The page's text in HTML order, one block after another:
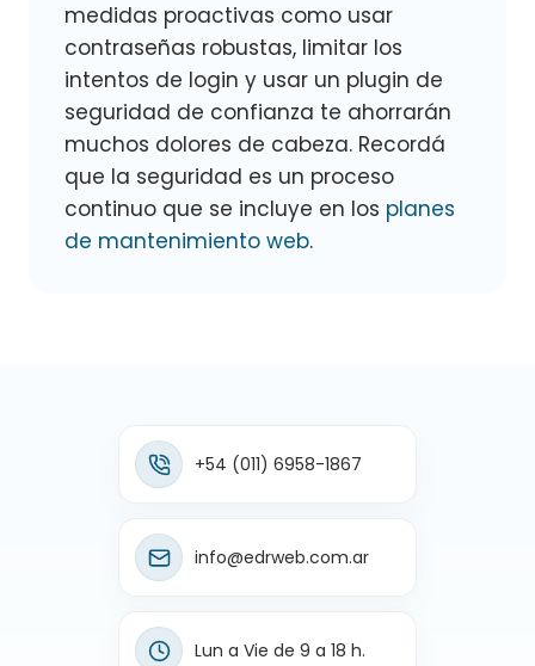
medidas proactivas como usar
contraseñas robustas, limitar los
intentos de login y usar un plugin de
seguridad de confianza te ahorrarán
muchos dolores de cabeza. Recordá
que la seguridad es un proceso
continuo que se incluye en los planes
de mantenimiento web.
+54 (011) 6958-1867
info@edrweb.com.ar
Lun a Vie de 9 a 18 h.